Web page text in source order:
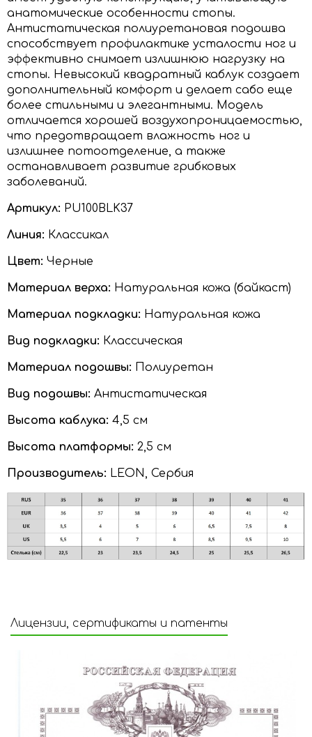
анатомические особенности стопы.
Антистатическая полиуретановая подошва
способствует профилактике усталости ног и
эффективно снимает излишнюю нагрузку на
стопы. Невысокий квадратный каблук создает
дополнительный комфорт и делает сабо еще
более стильными и элегантными. Модель
отличается хорошей воздухопроницаемостью,
что предотвращает влажность ног и
излишнее потоотделение, а также
останавливает развитие грибковых
заболеваний.
Артикул: PU100BLK37
Линия: Классикал
Цвет: Черные
Материал верха: Натуральная кожа (байкаст)
Материал подкладки: Натуральная кожа
Вид подкладки: Классическая
Материал подошвы: Полиуретан
Вид подошвы: Антистатическая
Высота каблука: 4,5 см
Высота платформы: 2,5 см
Производитель: LEON, Сербия
Лицензии, сертификаты и патенты